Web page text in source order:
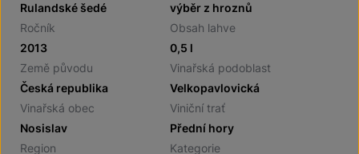
Rulandské šedé
výběr z hroznů
Ročník
2013
Obsah lahve
0,5 l
Země původu
Česká republika
Vinařská podoblast
Velkopavlovická
Vinařská obec
Nosislav
Viniční trať
Přední hory
Region
Kategorie